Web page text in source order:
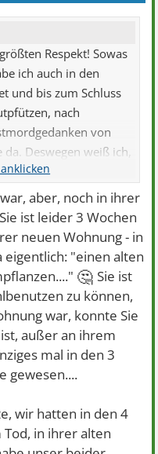
Respekt! Sowas
ich auch in den
und bis zum Schluss
nach
von
Deswegen weiß ich,
aber, noch in ihrer
ist leider 3 Wochen
neuen Wohnung - in
eigentlich: "einen alten
🤔 Sie ist
zu können,
war, konnte Sie
außer an ihrem
mal in den 3
gewesen....
wir hatten in den 4
in ihrer alten